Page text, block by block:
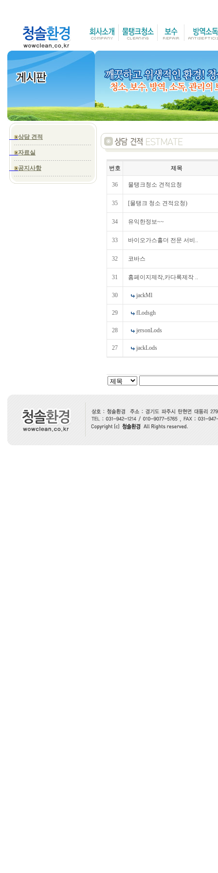
상담 견적
자료실
공지사항 번호 제목
36 물탱크청소 견적요청
35 [물탱크 청소 견적요청)
34 유익한정보~~
33 바이오가스홀더 전문 서비..
32 코바스
31 홈페이지제작,카다록제작 ..
30 jackMl
29 fLodsgh
28 jersonLods
27 jackLods